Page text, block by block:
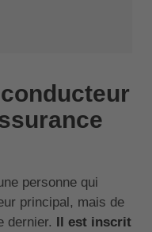
personne qui
principal, mais de
dernier.
Il est inscrit